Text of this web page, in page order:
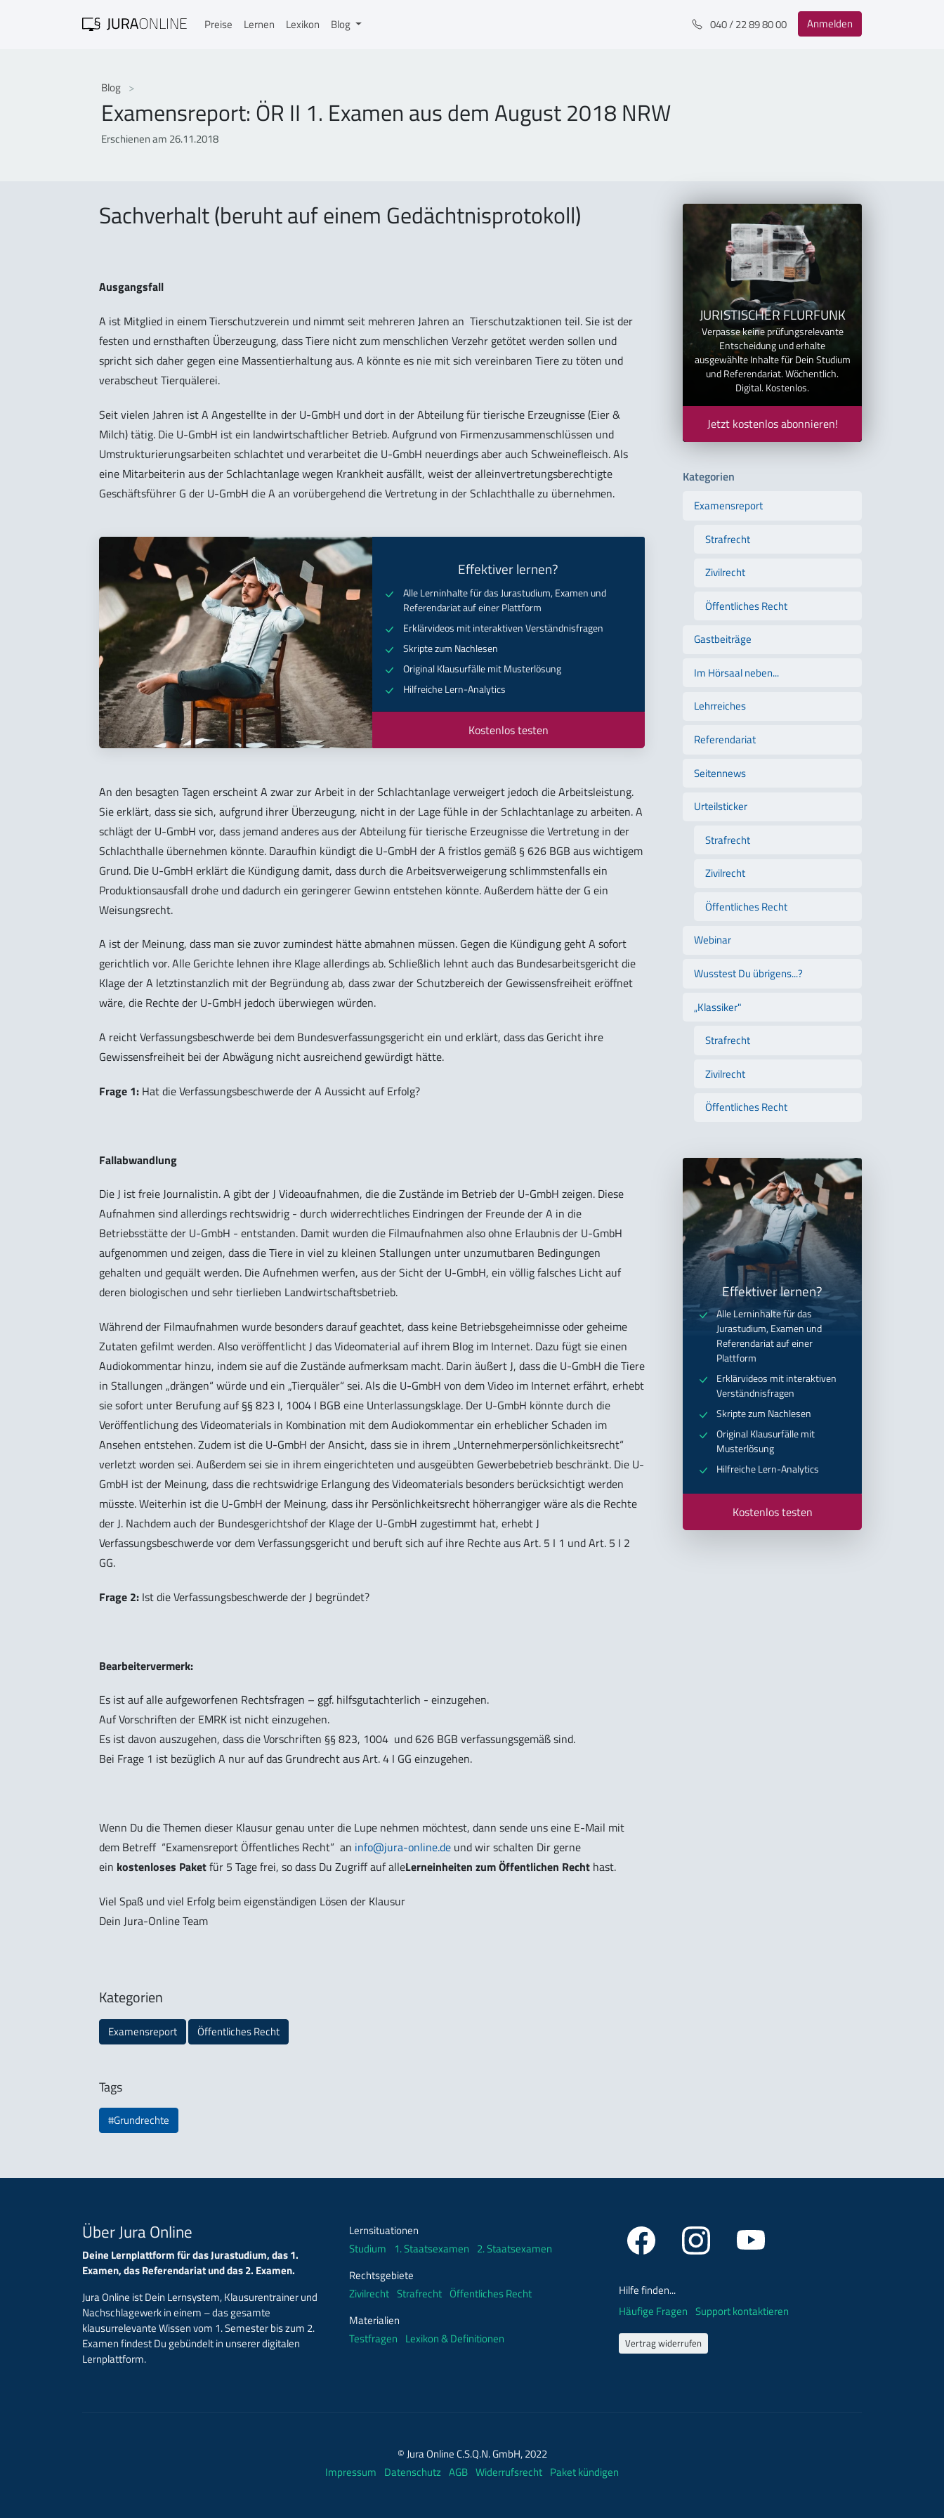
Preise Lernen Lexikon Blog 040 / 22 89 80 00 Anmelden
Blog
Examensreport: ÖR II 1. Examen aus dem August 2018 NRW
Erschienen am 26.11.2018
Sachverhalt (beruht auf einem Gedächtnisprotokoll)
Ausgangsfall
A ist Mitglied in einem Tierschutzverein und nimmt seit mehreren Jahren an Tierschutzaktionen teil. Sie ist der
festen und ernsthaften Überzeugung, dass Tiere nicht zum menschlichen Verzehr getötet werden sollen und
spricht sich daher gegen eine Massentierhaltung aus. A könnte es nie mit sich vereinbaren Tiere zu töten und
verabscheut Tierquälerei.
Seit vielen Jahren ist A Angestellte in der U-GmbH und dort in der Abteilung für tierische Erzeugnisse (Eier &
Milch) tätig. Die U-GmbH ist ein landwirtschaftlicher Betrieb. Aufgrund von Firmenzusammenschlüssen und
Umstrukturierungsarbeiten schlachtet und verarbeitet die U-GmbH neuerdings aber auch Schweinefleisch. Als
eine Mitarbeiterin aus der Schlachtanlage wegen Krankheit ausfällt, weist der alleinvertretungsberechtigte
Geschäftsführer G der U-GmbH die A an vorübergehend die Vertretung in der Schlachthalle zu übernehmen.
Effektiver lernen?
Alle Lerninhalte für das Jurastudium, Examen und
Referendariat auf einer Plattform
Erklärvideos mit interaktiven Verständnisfragen
Skripte zum Nachlesen
Original Klausurfälle mit Musterlösung
Hilfreiche Lern-Analytics
Kostenlos testen
An den besagten Tagen erscheint A zwar zur Arbeit in der Schlachtanlage verweigert jedoch die Arbeitsleistung.
Sie erklärt, dass sie sich, aufgrund ihrer Überzeugung, nicht in der Lage fühle in der Schlachtanlage zu arbeiten. A
schlägt der U-GmbH vor, dass jemand anderes aus der Abteilung für tierische Erzeugnisse die Vertretung in der
Schlachthalle übernehmen könnte. Daraufhin kündigt die U-GmbH der A fristlos gemäß § 626 BGB aus wichtigem
Grund. Die U-GmbH erklärt die Kündigung damit, dass durch die Arbeitsverweigerung schlimmstenfalls ein
Produktionsausfall drohe und dadurch ein geringerer Gewinn entstehen könnte. Außerdem hätte der G ein
Weisungsrecht.
A ist der Meinung, dass man sie zuvor zumindest hätte abmahnen müssen. Gegen die Kündigung geht A sofort
gerichtlich vor. Alle Gerichte lehnen ihre Klage allerdings ab. Schließlich lehnt auch das Bundesarbeitsgericht die
Klage der A letztinstanzlich mit der Begründung ab, dass zwar der Schutzbereich der Gewissensfreiheit eröffnet
wäre, die Rechte der U-GmbH jedoch überwiegen würden.
A reicht Verfassungsbeschwerde bei dem Bundesverfassungsgericht ein und erklärt, dass das Gericht ihre
Gewissensfreiheit bei der Abwägung nicht ausreichend gewürdigt hätte.
Frage 1: Hat die Verfassungsbeschwerde der A Aussicht auf Erfolg?
Fallabwandlung
Die J ist freie Journalistin. A gibt der J Videoaufnahmen, die die Zustände im Betrieb der U-GmbH zeigen. Diese
Aufnahmen sind allerdings rechtswidrig - durch widerrechtliches Eindringen der Freunde der A in die
Betriebsstätte der U-GmbH - entstanden. Damit wurden die Filmaufnahmen also ohne Erlaubnis der U-GmbH
aufgenommen und zeigen, dass die Tiere in viel zu kleinen Stallungen unter unzumutbaren Bedingungen
gehalten und gequält werden. Die Aufnehmen werfen, aus der Sicht der U-GmbH, ein völlig falsches Licht auf
deren biologischen und sehr tierlieben Landwirtschaftsbetrieb.
Während der Filmaufnahmen wurde besonders darauf geachtet, dass keine Betriebsgeheimnisse oder geheime
Zutaten gefilmt werden. Also veröffentlicht J das Videomaterial auf ihrem Blog im Internet. Dazu fügt sie einen
Audiokommentar hinzu, indem sie auf die Zustände aufmerksam macht. Darin äußert J, dass die U-GmbH die Tiere
in Stallungen „drängen“ würde und ein „Tierquäler“ sei. Als die U-GmbH von dem Video im Internet erfährt, erhebt
sie sofort unter Berufung auf §§ 823 I, 1004 I BGB eine Unterlassungsklage. Der U-GmbH könnte durch die
Veröffentlichung des Videomaterials in Kombination mit dem Audiokommentar ein erheblicher Schaden im
Ansehen entstehen. Zudem ist die U-GmbH der Ansicht, dass sie in ihrem „Unternehmerpersönlichkeitsrecht“
verletzt worden sei. Außerdem sei sie in ihrem eingerichteten und ausgeübten Gewerbebetrieb beschränkt. Die U-
GmbH ist der Meinung, dass die rechtswidrige Erlangung des Videomaterials besonders berücksichtigt werden
müsste. Weiterhin ist die U-GmbH der Meinung, dass ihr Persönlichkeitsrecht höherrangiger wäre als die Rechte
der J. Nachdem auch der Bundesgerichtshof der Klage der U-GmbH zugestimmt hat, erhebt J
Verfassungsbeschwerde vor dem Verfassungsgericht und beruft sich auf ihre Rechte aus Art. 5 I 1 und Art. 5 I 2
GG.
Frage 2: Ist die Verfassungsbeschwerde der J begründet?
Bearbeitervermerk:
Es ist auf alle aufgeworfenen Rechtsfragen – ggf. hilfsgutachterlich - einzugehen.
Auf Vorschriften der EMRK ist nichteinzugehen.
Es ist davon auszugehen, dass die Vorschriften §§ 823, 1004 und 626 BGB verfassungsgemäß sind.
Bei Frage 1 ist bezüglich A nur auf das Grundrecht aus Art. 4 I GG einzugehen.
Wenn Du die Themen dieser Klausur genau unter die Lupe nehmen möchtest, dann sende uns eine E-Mail mit
dem Betreff “Examensreport Öffentliches Recht” an info@jura-online.de und wir schalten Dir gerne
ein kostenloses Paketfür 5 Tage frei, so dass Du Zugriff auf alleLerneinheiten zum Öffentlichen Recht hast.
Viel Spaß und viel Erfolg beim eigenständigen Lösen der Klausur
Dein Jura-Online Team
Kategorien
Examensreport Öffentliches Recht
Tags
#Grundrechte
JURISTISCHER FLURFUNK
Verpasse keine prüfungsrelevante
Entscheidung und erhalte
ausgewählte Inhalte für Dein Studium
und Referendariat. Wöchentlich.
Digital. Kostenlos.
Jetzt kostenlos abonnieren!
Kategorien
Examensreport
Strafrecht
Zivilrecht
Öffentliches Recht
Gastbeiträge
Im Hörsaal neben...
Lehrreiches
Referendariat
Seitennews
Urteilsticker
Strafrecht
Zivilrecht
Öffentliches Recht
Webinar
Wusstest Du übrigens...?
„Klassiker"
Strafrecht
Zivilrecht
Öffentliches Recht
Effektiver lernen?
Alle Lerninhalte für das
Jurastudium, Examen und
Referendariat auf einer
Plattform
Erklärvideos mit interaktiven
Verständnisfragen
Skripte zum Nachlesen
Original Klausurfälle mit
Musterlösung
Hilfreiche Lern-Analytics
Kostenlos testen
Über Jura Online
Deine Lernplattform für das Jurastudium, das 1.
Examen, das Referendariat und das 2. Examen.
Jura Online ist Dein Lernsystem, Klausurentrainer und
Nachschlagewerk in einem – das gesamte
klausurrelevante Wissen vom 1. Semester bis zum 2.
Examen findest Du gebündelt in unserer digitalen
Lernplattform.
Lernsituationen
Studium 1. Staatsexamen 2. Staatsexamen
Rechtsgebiete
Zivilrecht Strafrecht Öffentliches Recht
Materialien
Testfragen Lexikon & Definitionen
Hilfe finden...
Häufige Fragen Support kontaktieren
Vertrag widerrufen
© Jura Online C.S.Q.N. GmbH, 2022
Impressum Datenschutz AGB Widerrufsrecht Paket kündigen